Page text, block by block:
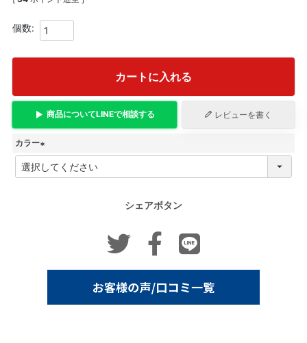
カートに入れる
商品についてLINEで相談する レビューを書く
カラー
必
シェアボタン